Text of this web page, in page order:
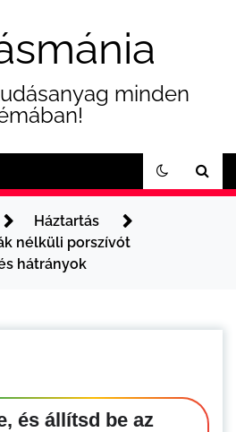
minden
Háztartás
nélküli porszívót
hátrányok
és állítsd be az